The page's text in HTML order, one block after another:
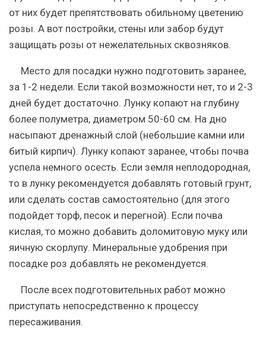
от них будет препятствовать обильному цветению
розы. А вот постройки, стены или забор будут
защищать розы от нежелательных сквозняков.
Место для посадки нужно подготовить заранее,
за 1-2 недели. Если такой возможности нет, то и 2-3
дней будет достаточно. Лунку копают на глубину
более полуметра, диаметром 50-60 см. На дно
насыпают дренажный слой (небольшие камни или
битый кирпич). Лунку копают заранее, чтобы почва
успела немного осесть. Если земля неплодородная,
то в лунку рекомендуется добавлять готовый грунт,
или сделать состав самостоятельно (для этого
подойдет торф, песок и перегной). Если почва
кислая, то можно добавить доломитовую муку или
яичную скорлупу. Минеральные удобрения при
посадке роз добавлять не рекомендуется.
После всех подготовительных работ можно
приступать непосредственно к процессу
пересаживания.